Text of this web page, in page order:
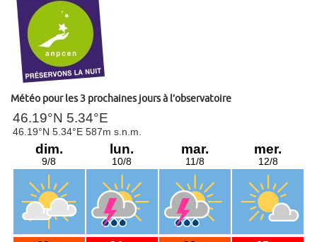
Météo pour les 3 prochaines jours à l’observatoire